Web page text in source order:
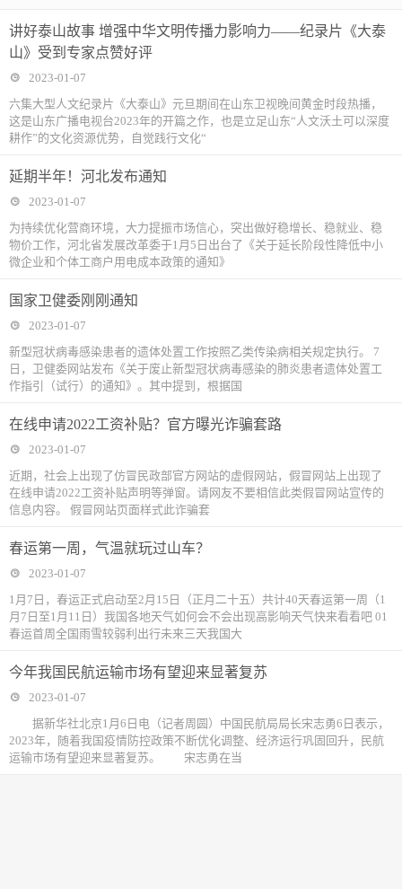
讲好泰山故事 增强中华文明传播力影响力——纪录片《大泰
山》受到专家点赞好评
2023-01-07
六集大型人文纪录片《大泰山》元旦期间在山东卫视晚间黄金时段热播，
这是山东广播电视台2023年的开篇之作，也是立足山东“人文沃土可以深度
耕作”的文化资源优势，自觉践行文化“
延期半年！河北发布通知
2023-01-07
为持续优化营商环境，大力提振市场信心，突出做好稳增长、稳就业、稳
物价工作，河北省发展改革委于1月5日出台了《关于延长阶段性降低中小
微企业和个体工商户用电成本政策的通知》
国家卫健委刚刚通知
2023-01-07
新型冠状病毒感染患者的遗体处置工作按照乙类传染病相关规定执行。 7
日，卫健委网站发布《关于废止新型冠状病毒感染的肺炎患者遗体处置工
作指引（试行）的通知》。其中提到，根据国
在线申请2022工资补贴？官方曝光诈骗套路
2023-01-07
近期，社会上出现了仿冒民政部官方网站的虚假网站，假冒网站上出现了
在线申请2022工资补贴声明等弹窗。请网友不要相信此类假冒网站宣传的
信息内容。 假冒网站页面样式此诈骗套
春运第一周，气温就玩过山车？
2023-01-07
1月7日，春运正式启动至2月15日（正月二十五）共计40天春运第一周（1
月7日至1月11日）我国各地天气如何会不会出现高影响天气快来看看吧 01
春运首周全国雨雪较弱利出行未来三天我国大
今年我国民航运输市场有望迎来显著复苏
2023-01-07
据新华社北京1月6日电（记者周圆）中国民航局局长宋志勇6日表示，
2023年，随着我国疫情防控政策不断优化调整、经济运行巩固回升，民航
运输市场有望迎来显著复苏。 宋志勇在当